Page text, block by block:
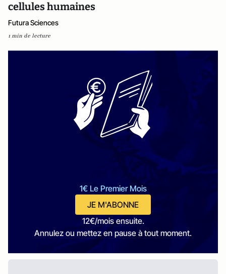
cellules humaines
Futura Sciences
1 min de lecture
1€ Le Premier Mois
JE M'ABONNE
12€/mois ensuite.
Annulez ou mettez en pause à tout moment.